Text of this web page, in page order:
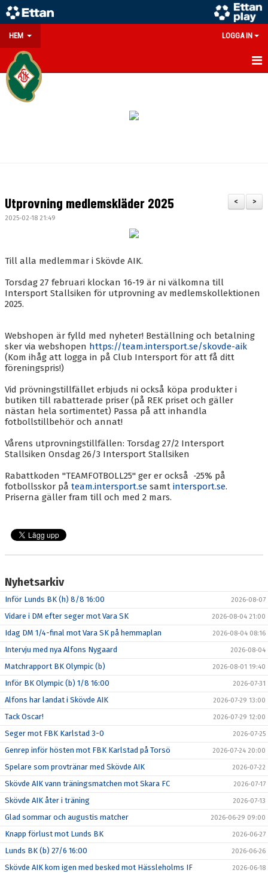
HEM LOGGA IN
GÅ PÅ MATCH
DOKUMENT
KALENDER
GAMLA AIK
>
<
Utprovning medlemskläder 2025
2025-02-18 21:49
Till alla medlemmar i Skövde AIK.
Torsdag 27 februari klockan 16-19 är ni välkomna till
Intersport Stallsiken för utprovning av medlemskollektionen
2025.
Webshopen är fylld med nyheter! Beställning och betalning
sker via webshopen https://team.intersport.se/skovde-aik
(Kom ihåg att logga in på Club Intersport för att få ditt
föreningspris!)
Vid prövningstillfället erbjuds ni också köpa produkter i
butiken till rabatterade priser (på REK priset och gäller
nästan hela sortimentet) Passa på att inhandla
fotbollstillbehör och annat!
Vårens utprovningstillfällen: Torsdag 27/2 Intersport
Stallsiken Onsdag 26/3 Intersport Stallsiken
Rabattkoden "TEAMFOTBOLL25" ger er också -25% på
fotbollsskor på team.intersport.se samt intersport.se.
Priserna gäller fram till och med 2 mars.
Nyhetsarkiv
Inför Lunds BK (h) 8/8 16:00 2026-08-07
Vidare i DM efter seger mot Vara SK 2026-08-04 21:00
Idag DM 1/4-final mot Vara SK på hemmaplan 2026-08-04 08:16
Intervju med nya Alfons Nygaard 2026-08-04
Matchrapport BK Olympic (b) 2026-08-01 19:40
Inför BK Olympic (b) 1/8 16:00 2026-07-31
Alfons har landat i Skövde AIK 2026-07-29 13:00
Tack Oscar! 2026-07-29 12:00
Seger mot FBK Karlstad 3-0 2026-07-25
Genrep inför hösten mot FBK Karlstad på Torsö 2026-07-24 20:00
Spelare som provtränar med Skövde AIK 2026-07-22
Skövde AIK vann träningsmatchen mot Skara FC 2026-07-17
Skövde AIK åter i träning 2026-07-13
Glad sommar och augustis matcher 2026-06-29 09:00
Knapp förlust mot Lunds BK 2026-06-27
Lunds BK (b) 27/6 16:00 2026-06-26
Skövde AIK kom igen med besked mot Hässleholms IF 2026-06-18